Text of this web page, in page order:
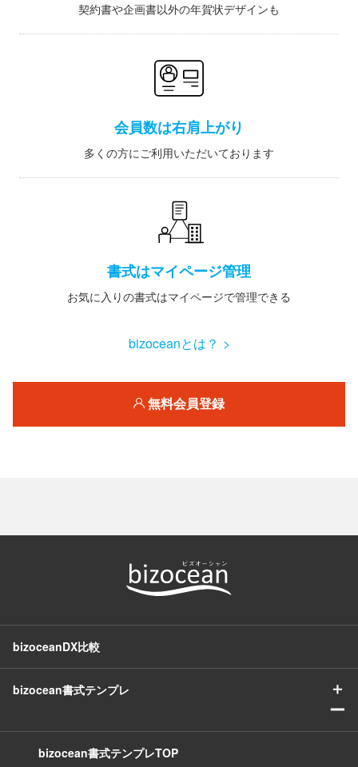
契約書や企画書以外の年賀状デザインも
会員数は右肩上がり
多くの方にご利用いただいております
書式はマイページ管理
お気に入りの書式はマイページで管理できる
bizoceanとは？ >
無料会員登録
bizoceanDX比較
bizocean書式テンプレ
＋
ー
bizocean書式テンプレTOP